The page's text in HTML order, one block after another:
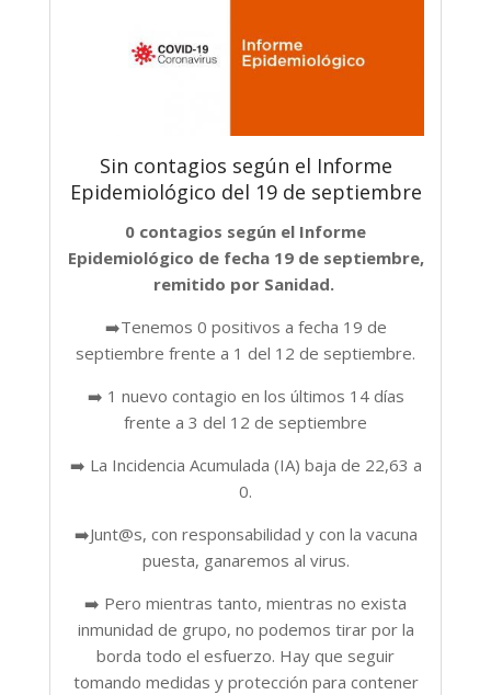
Sin contagios según el Informe
Epidemiológico del 19 de septiembre
0 contagios según el Informe
Epidemiológico de fecha 19 de septiembre,
remitido por Sanidad.
➡️Tenemos 0 positivos a fecha 19 de
septiembre frente a 1 del 12 de septiembre.
➡️ 1 nuevo contagio en los últimos 14 días
frente a 3 del 12 de septiembre
➡️ La Incidencia Acumulada (IA) baja de 22,63 a
0.
➡️Junt@s, con responsabilidad y con la vacuna
puesta, ganaremos al virus.
➡️ Pero mientras tanto, mientras no exista
inmunidad de grupo, no podemos tirar por la
borda todo el esfuerzo. Hay que seguir
tomando medidas y protección para contener